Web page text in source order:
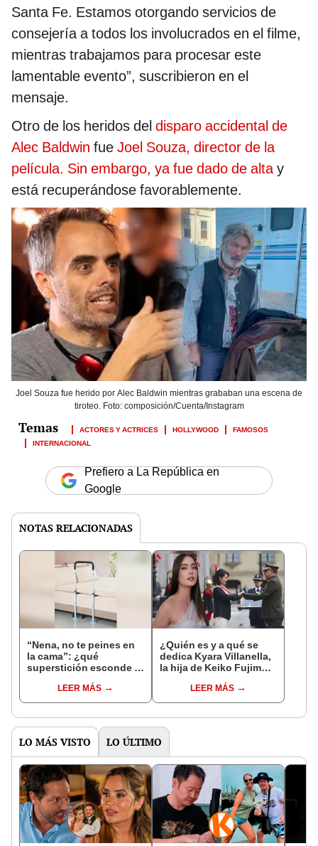
Santa Fe. Estamos otorgando servicios de
consejería a todos los involucrados en el filme,
mientras trabajamos para procesar este
lamentable evento”, suscribieron en el
mensaje.
Otro de los heridos del disparo accidental de
Alec Baldwin fue Joel Souza, director de la
película. Sin embargo, ya fue dado de alta y
está recuperándose favorablemente.
Joel Souza fue herido por Alec Baldwin mientras grababan una escena de
tiroteo. Foto: composición/Cuenta/Instagram
ACTORES Y ACTRICES HOLLYWOOD
FAMOSOS
INTERNACIONAL
Prefiero a La República en
Google
NOTAS RELACIONADAS
“Nena, no te peines en
la cama”: ¿qué
superstición esconde la
Enanitos Verdes?
LEER MÁS
¿Quién es y a qué se
dedica Kyara Villanella,
la hija de Keiko Fujimori
nivel nacional?
LEER MÁS
LO MÁS VISTO LO ÚLTIMO